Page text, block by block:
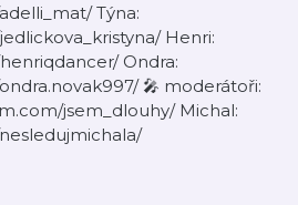
Týna:
Henri:
Ondra:
🎤 moderátoři:
jsem_dlouhy/ Michal: